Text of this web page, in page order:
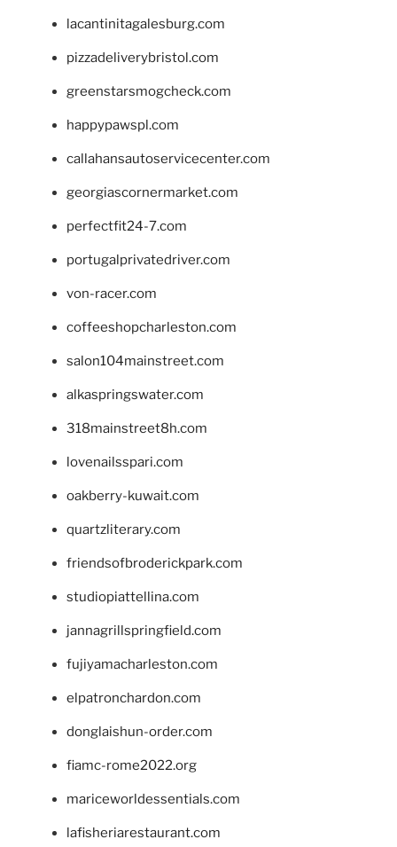
lacantinitagalesburg.com
pizzadeliverybristol.com
greenstarsmogcheck.com
happypawspl.com
callahansautoservicecenter.com
georgiascornermarket.com
perfectfit24-7.com
portugalprivatedriver.com
von-racer.com
coffeeshopcharleston.com
salon104mainstreet.com
alkaspringswater.com
318mainstreet8h.com
lovenailsspari.com
oakberry-kuwait.com
quartzliterary.com
friendsofbroderickpark.com
studiopiattellina.com
jannagrillspringfield.com
fujiyamacharleston.com
elpatronchardon.com
donglaishun-order.com
fiamc-rome2022.org
mariceworldessentials.com
lafisheriarestaurant.com